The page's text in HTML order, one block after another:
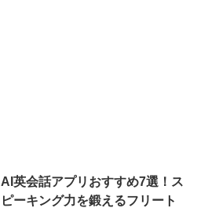
AI英会話アプリおすすめ7選！ス
ピーキング力を鍛えるフリート